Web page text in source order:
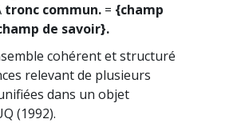
tronc commun. = {champ
de savoir}.
cohérent et structuré
relevant de plusieurs
dans un objet
(1992).